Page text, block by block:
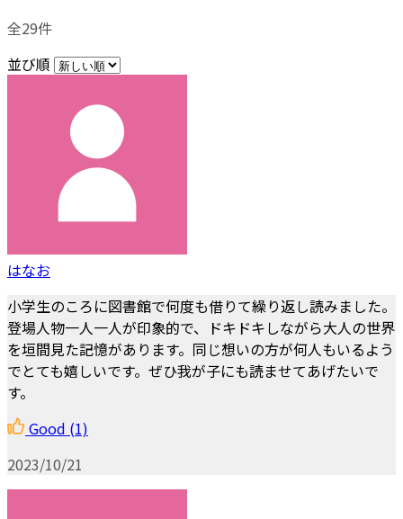
全29件
並び順
はなお
小学生のころに図書館で何度も借りて繰り返し読みました。
登場人物一人一人が印象的で、ドキドキしながら大人の世界
を垣間見た記憶があります。同じ想いの方が何人もいるよう
でとても嬉しいです。ぜひ我が子にも読ませてあげたいで
す。
Good (1)
2023/10/21